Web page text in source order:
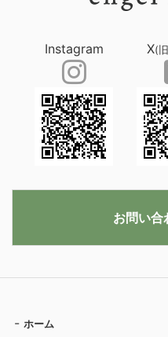
ホーム
Instagram X(
お問い合